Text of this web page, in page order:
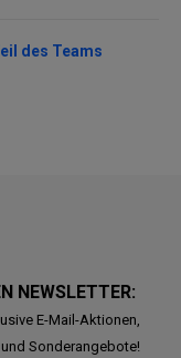
des Teams
NEWSLETTER:
E-Mail-Aktionen,
Sonderangebote!